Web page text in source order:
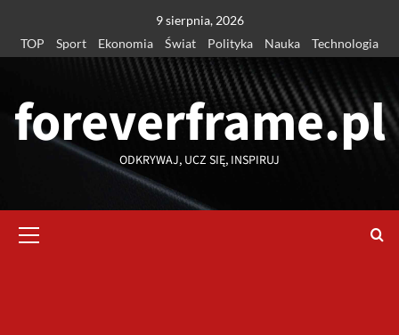
treści
9 sierpnia, 2026
TOP
Sport Ekonomia Świat Polityka Nauka Technologia
foreverframe.pl
ODKRYWAJ, UCZ SIĘ, INSPIRUJ
główne